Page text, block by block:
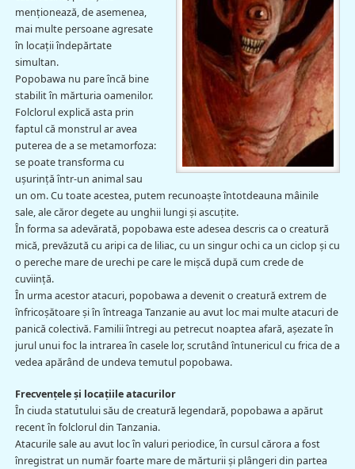
menţionează, de asemenea,
mai multe persoane agresate
în locaţii îndepărtate
simultan.
Popobawa nu pare încă bine
stabilit în mărturia oamenilor.
Folclorul explică asta prin
faptul că monstrul ar avea
puterea de a se metamorfoza:
se poate transforma cu
uşurinţă într-un animal sau
un om. Cu toate acestea, putem recunoaşte întotdeauna mâinile
sale, ale căror degete au unghii lungi şi ascuţite.
În forma sa adevărată, popobawa este adesea descris ca o creatură
mică, prevăzută cu aripi ca de liliac, cu un singur ochi ca un ciclop şi cu
o pereche mare de urechi pe care le mişcă după cum crede de
cuviinţă.
În urma acestor atacuri, popobawa a devenit o creatură extrem de
înfricoşătoare şi în întreaga Tanzanie au avut loc mai multe atacuri de
panică colectivă. Familii întregi au petrecut noaptea afară, aşezate în
jurul unui foc la intrarea în casele lor, scrutând întunericul cu frica de a
vedea apărând de undeva temutul popobawa.
Frecvenţele şi locaţiile atacurilor
În ciuda statutului său de creatură legendară, popobawa a apărut
recent în folclorul din Tanzania.
Atacurile sale au avut loc în valuri periodice, în cursul cărora a fost
înregistrat un număr foarte mare de mărturii şi plângeri din partea